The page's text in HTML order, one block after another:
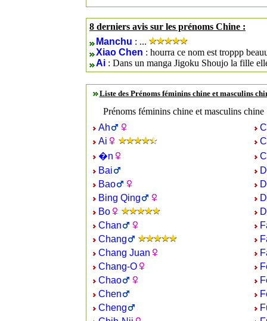
8 derniers avis sur les prénoms Chine :
Manchu : ...
Xiao Chen : hourra ce nom est troppp
Ai : Dans un manga Jigoku Shoujo la fille
Liste des Prénoms féminins chine et masculins
Prénoms féminins chine et masculins
Ah
Ai
�n
Bai
Bao
Bing Qing
Bo
Chan
Chang
Chang Juan
Chang-O
Chao
Chen
Cheng